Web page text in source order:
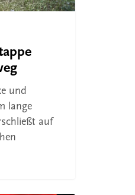
und
lange
auf